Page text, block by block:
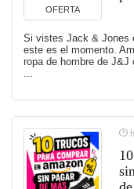
OFERTA
Si vistes Jack & Jones
este es el momento.
ropa de hombre de J&J
...